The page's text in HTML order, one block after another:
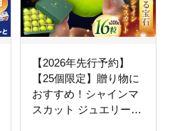
【2026年先行予約】
【25個限定】贈り物に
おすすめ！シャインマ
スカット ジュエリー